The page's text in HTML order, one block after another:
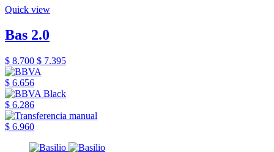
Quick view
Bas 2.0
$ 8.700 $ 7.395
$ 6.656
$ 6.286
$ 6.960